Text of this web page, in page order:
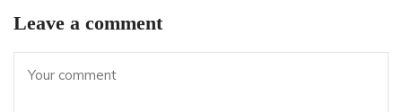
Leave a comment